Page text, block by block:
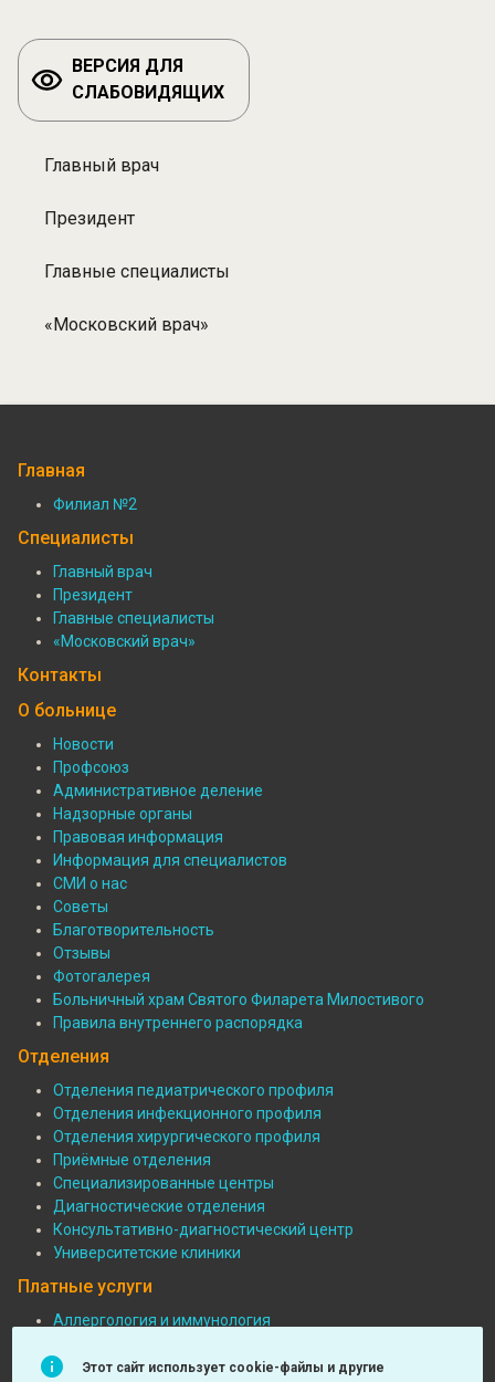
ВЕРСИЯ ДЛЯ
СЛАБОВИДЯЩИХ
Разделы:
Специалисты
Главный врач
Президент
Главные специалисты
«Московский врач»
Главная
Подвал:
Филиалы
Филиал №2
Специалисты
Подвал:
Специалисты
Главный врач
Президент
Главные специалисты
«Московский врач»
Контакты
О больнице
Подвал:
больнице
Новости
Профсоюз
Административное деление
Надзорные органы
Правовая информация
Информация для специалистов
СМИ о нас
Советы
Благотворительность
Отзывы
Фотогалерея
Больничный храм Святого Филарета Милостивого
Правила внутреннего распорядка
Отделения
Подвал:
Отделения
Отделения педиатрического профиля
Отделения инфекционного профиля
Отделения хирургического профиля
Приёмные отделения
Специализированные центры
Диагностические отделения
Консультативно-диагностический центр
Университетские клиники
Платные услуги
Подвал:
Аллергология и иммунология
Функциональная диагностика
Этот сайт использует cookie-файлы и другие